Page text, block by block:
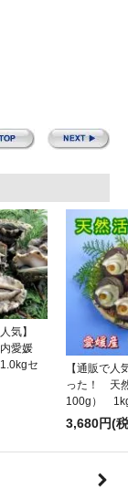
人気】
愛媛
セ
【通販で
った！ 天
100g）
3,680円(